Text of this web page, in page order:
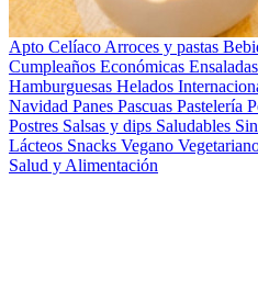
Apto Celíaco Arroces y pastas
Cumpleaños Económicas Ensaladas
Hamburguesas Helados
Navidad Panes Pascuas Pastelería
Postres Salsas y dips Saludables
Lácteos Snacks Vegano
Salud y Alimentación